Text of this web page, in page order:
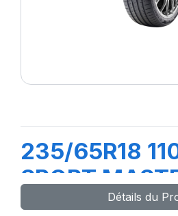
235/65R18
SPORT
Détails du